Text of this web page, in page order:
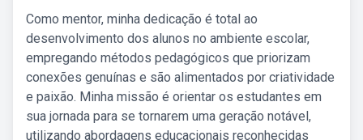
Como mentor, minha dedicação é total ao
desenvolvimento dos alunos no ambiente escolar,
empregando métodos pedagógicos que priorizam
conexões genuínas e são alimentados por criatividade
e paixão. Minha missão é orientar os estudantes em
sua jornada para se tornarem uma geração notável,
utilizando abordagens educacionais reconhecidas